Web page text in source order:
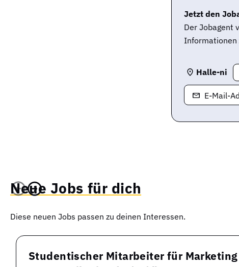
Jetzt den
Der Jobagent
Informationen
Halle-ni
E-Mail-
Neue Jobs für dich
Diese neuen Jobs passen zu deinen Interessen.
Studentischer Mitarbeiter für